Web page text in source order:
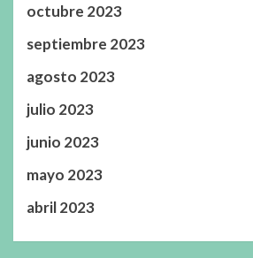
octubre 2023
septiembre 2023
agosto 2023
julio 2023
junio 2023
mayo 2023
abril 2023